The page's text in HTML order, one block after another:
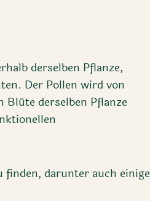
derselben Pflanze,
Der Pollen wird von
Blüte derselben Pflanze
finden, darunter auch einige